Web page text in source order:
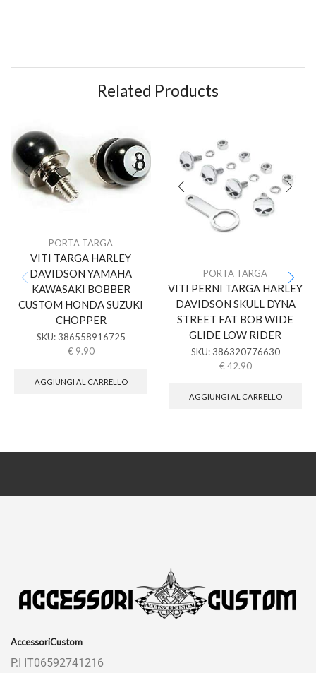
Related Products
PORTA TARGA
VITI TARGA HARLEY
DAVIDSON YAMAHA
KAWASAKI BOBBER
CUSTOM HONDA SUZUKI
CHOPPER
SKU: 386558916725
€ 9.90
AGGIUNGI AL CARRELLO
PORTA TARGA
VITI PERNI TARGA HARLEY
DAVIDSON SKULL DYNA
STREET FAT BOB WIDE
GLIDE LOW RIDER
SKU: 386320776630
€ 42.90
AGGIUNGI AL CARRELLO
AccessoriCustom
P.I IT06592741216